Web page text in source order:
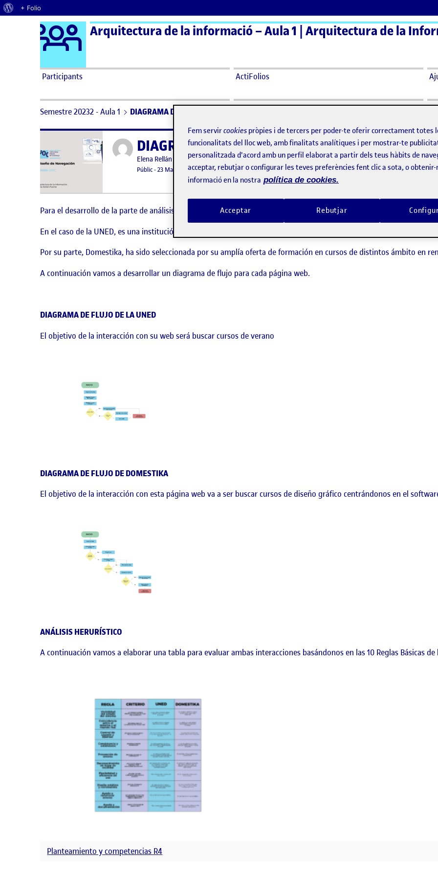
Quant al WordPress
+ Folio
Saltar al contingut Logo Ágora
Participants ActiFolios
Semestre 20232 - Aula 1 DIAGRAMA DE FLUJO
Publicat perDIAGRAMA DE FLUJO
Publicat per
Elena Rellán Puente
Visibilitat:
Públic-Data de publicació
23 Maig 202423 maig, 2024 5:59 pm
-comentariel DIAGRAMA DE FLUJO
Para el desarrollo de la parte de análisis crítico de este reto, he seleccionado la página web de la UNED y la de
En el caso de la UNED, es una institución que trabaja de una forma muy similar a la UOC, ofertando formación
Por su parte, Domestika, ha sido seleccionada por su amplía oferta de formación en cursos de distintos ámbito en
A continuación vamos a desarrollar un diagrama de flujo para cada página web.
DIAGRAMA DE FLUJO DE LA UNED
El objetivo de la interacción con su web será buscar cursos de verano
DIAGRAMA DE FLUJO DE DOMESTIKA
El objetivo de la interacción con esta página web va a ser buscar cursos de diseño gráfico centrándonos en el
ANÁLISIS HERURÍSTICO
A continuación vamos a elaborar una tabla para evaluar ambas interacciones basándonos en las 10 Reglas Básicas
Planteamiento y competencias R4
Fem servircookies pròpies i de tercers per poder-te oferir correctament totes
funcionalitats del lloc web, amb finalitats analítiques i per mostrar-te
personalitzada d'acord amb un perfil elaborat a partir dels teus hàbits de
acceptar, rebutjar o configurar les teves preferències fent clic a sota, o obtenir-
informació en la nostra política de cookies.
Rebutjar
Acceptar